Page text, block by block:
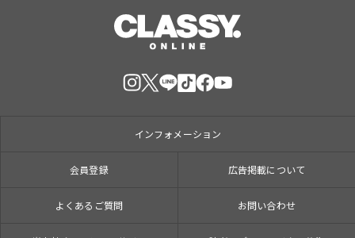
インフォメーション
会員登録 広告掲載について
よくあるご質問 お問い合わせ